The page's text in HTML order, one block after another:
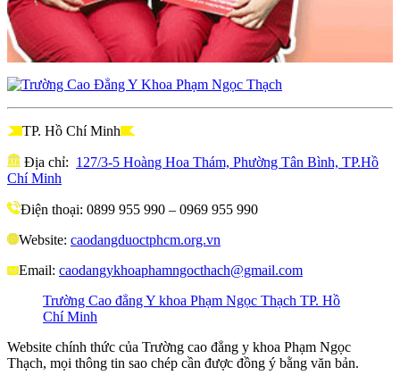
TP. Hồ Chí Minh
Địa chỉ: 127/3-5 Hoàng Hoa Thám, Phường Tân Bình, TP.Hồ
Chí Minh
Điện thoại: 0899 955 990 – 0969 955 990
Website: caodangduoctphcm.org.vn
Email: caodangykhoaphamngocthach@gmail.com
Trường Cao đẳng Y khoa Phạm Ngọc Thạch TP. Hồ
Chí Minh
Website chính thức của Trường cao đẳng y khoa Phạm Ngọc
Thạch, mọi thông tin sao chép cần được đồng ý bằng văn bản.